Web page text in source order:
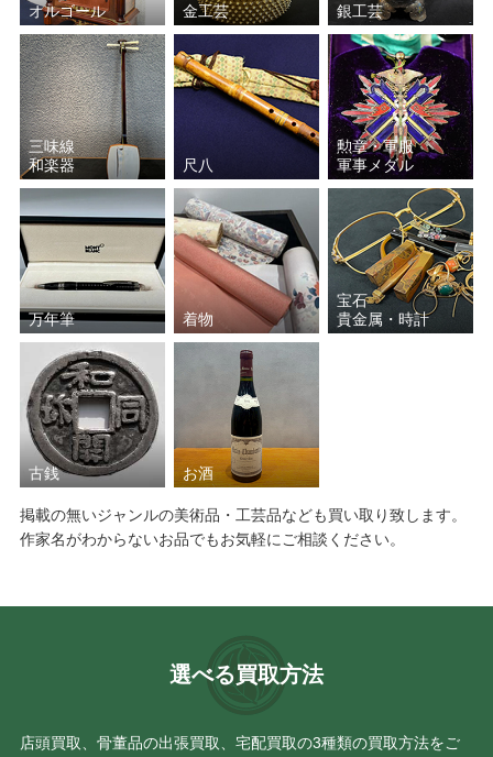
オルゴール 金工芸 銀工芸
三味線
和楽器
尺八
勲章・軍服
軍事メダル
万年筆 着物
宝石
貴金属・時計
古銭 お酒
掲載の無いジャンルの美術品・工芸品なども買い取り致します。
作家名がわからないお品でもお気軽にご相談ください。
選べる買取方法
店頭買取、骨董品の出張買取、宅配買取の3種類の買取方法をご